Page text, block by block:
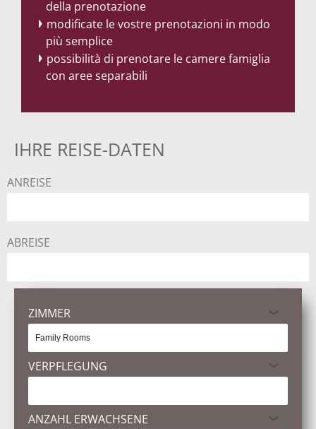
della prenotazione
modificate le vostre prenotazioni in modo
più semplice
possibilità di prenotare le camere famiglia
con aree separabili
IHRE REISE-DATEN
ANREISE
ABREISE
ZIMMER
VERPFLEGUNG
ANZAHL ERWACHSENE